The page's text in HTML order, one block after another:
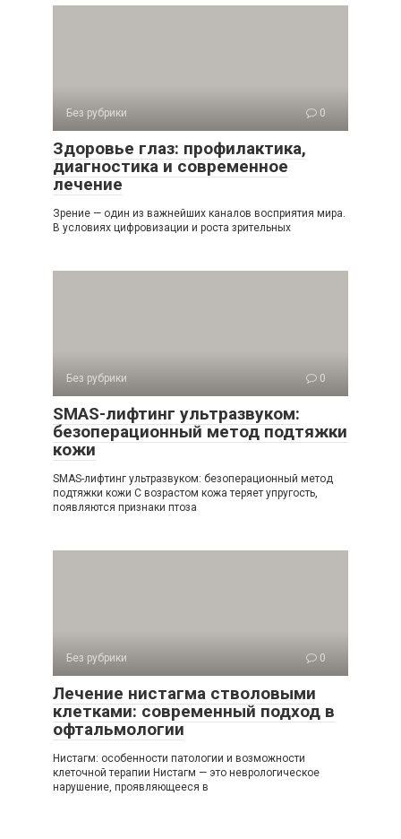
Без рубрики 0
Здоровье глаз: профилактика,
диагностика и современное
лечение
Зрение — один из важнейших каналов восприятия мира.
В условиях цифровизации и роста зрительных
Без рубрики 0
SMAS-лифтинг ультразвуком:
безоперационный метод подтяжки
кожи
SMAS-лифтинг ультразвуком: безоперационный метод
подтяжки кожи С возрастом кожа теряет упругость,
появляются признаки птоза
Без рубрики 0
Лечение нистагма стволовыми
клетками: современный подход в
офтальмологии
Нистагм: особенности патологии и возможности
клеточной терапии Нистагм — это неврологическое
нарушение, проявляющееся в